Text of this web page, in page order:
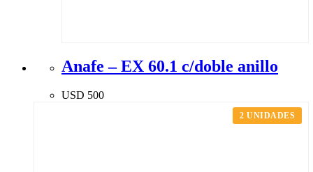
Anafe – EX 60.1 c/doble anillo
USD 500
2 UNIDADES